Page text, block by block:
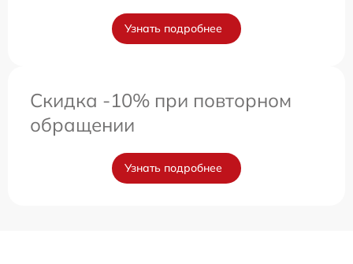
Узнать подробнее
Скидка -10% при повторном
обращении
Узнать подробнее